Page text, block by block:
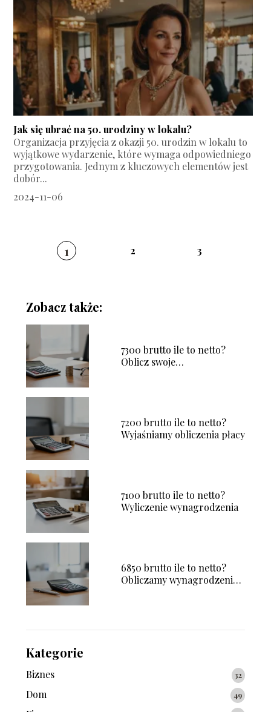
Jak się ubrać na 50. urodziny w lokalu?
Organizacja przyjęcia z okazji 50. urodzin w lokalu to
wyjątkowe wydarzenie, które wymaga odpowiedniego
przygotowania. Jednym z kluczowych elementów jest
dobór...
2024-11-06
1 2 3
Zobacz także:
7300 brutto ile to netto?
Oblicz swoje
7200 brutto ile to netto?
Wyjaśniamy obliczenia płacy
7100 brutto ile to netto?
Wyliczenie wynagrodzenia
6850 brutto ile to netto?
Obliczamy wynagrodzenie
Kategorie
Biznes 32
Dom 49